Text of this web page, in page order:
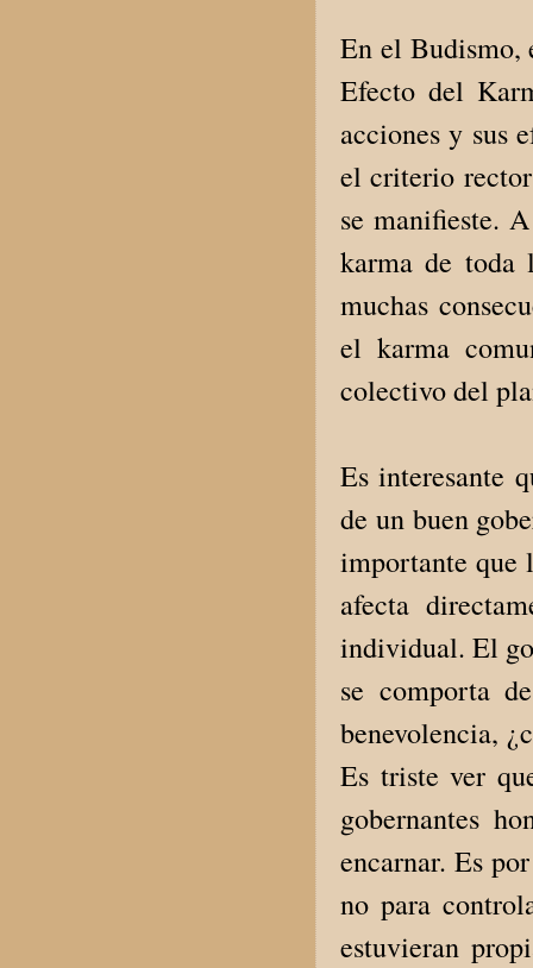
En el Budismo,
Efecto del
acciones y sus
el criterio
se manifieste.
karma de toda
muchas
el karma
colectivo del
Es interesante
de un buen
importante que
afecta
individual. El
se comporta
benevolencia,
Es triste ver
gobernantes
encarnar. Es
no para
estuvieran